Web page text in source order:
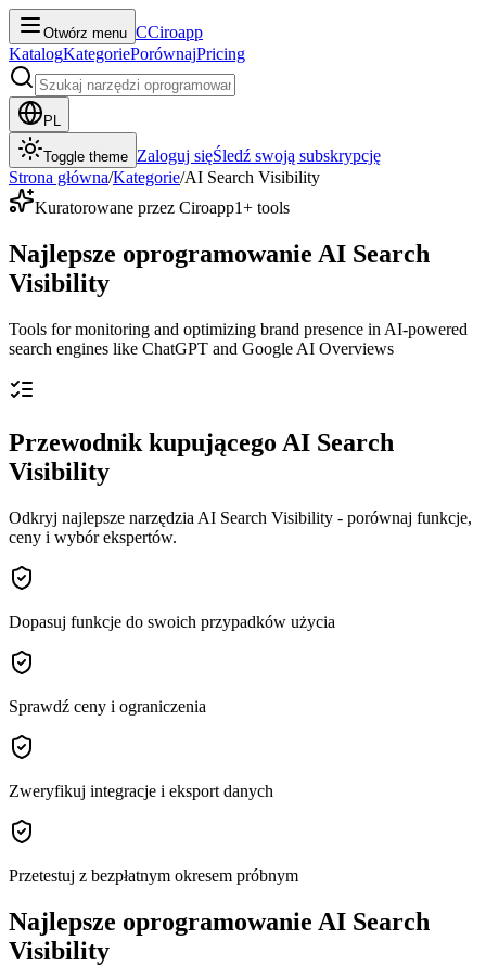
Otwórz menu CCiroapp
KatalogKategoriePorównajPricing
PL
Toggle theme Zaloguj sięŚledź swoją subskrypcję
Strona główna/Kategorie/AI Search Visibility
Kuratorowane przez Ciroapp1+ tools
Najlepsze oprogramowanie AI Search
Visibility
Tools for monitoring and optimizing brand presence in AI-powered
search engines like ChatGPT and Google AI Overviews
Przewodnik kupującego AI Search
Visibility
Odkryj najlepsze narzędzia AI Search Visibility - porównaj funkcje,
ceny i wybór ekspertów.
Dopasuj funkcje do swoich przypadków użycia
Sprawdź ceny i ograniczenia
Zweryfikuj integracje i eksport danych
Przetestuj z bezpłatnym okresem próbnym
Najlepsze oprogramowanie AI Search
Visibility